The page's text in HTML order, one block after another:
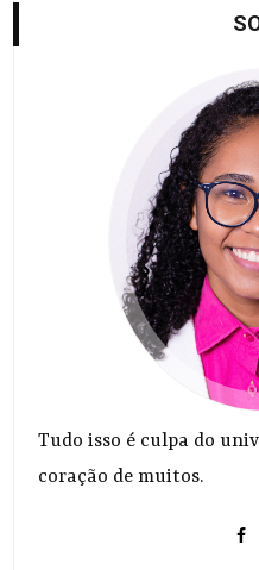
Tudo isso é culpa do
coração de muitos.